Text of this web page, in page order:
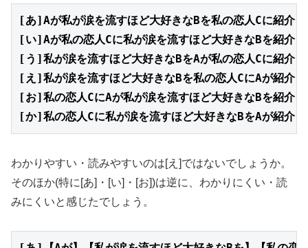
[あ]Aが私が涙を流すほど大好きなBを私の恋人Cに紹介
[い]Aが私の恋人Cに私が涙を流すほど大好きなBを紹介
[う]私が涙を流すほど大好きなBをAが私の恋人Cに紹介
[え]私が涙を流すほど大好きなBを私の恋人CにAが紹介
[お]私の恋人CにAが私が涙を流すほど大好きなBを紹介
[か]私の恋人Cに私が涙を流すほど大好きなBをAが紹介
わかりやすい・読みやすいのは[え]ではないでしょうか。
そのほか(特に[あ]・[い]・[お])は逆に、わかりにくい・読
みにくいと感じたでしょう。